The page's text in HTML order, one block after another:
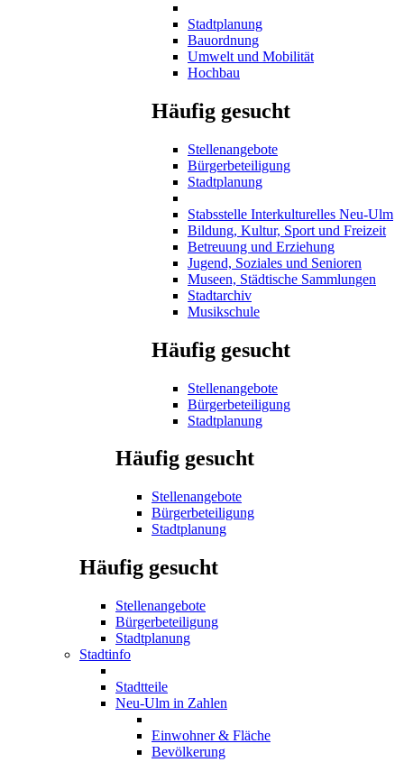
Stadtplanung
Bauordnung
Umwelt und Mobilität
Hochbau
Häufig gesucht
Stellenangebote
Bürgerbeteiligung
Stadtplanung
Stabsstelle Interkulturelles Neu-Ulm
Bildung, Kultur, Sport und Freizeit
Betreuung und Erziehung
Jugend, Soziales und Senioren
Museen, Städtische Sammlungen
Stadtarchiv
Musikschule
Häufig gesucht
Stellenangebote
Bürgerbeteiligung
Stadtplanung
Häufig gesucht
Stellenangebote
Bürgerbeteiligung
Stadtplanung
Häufig gesucht
Stellenangebote
Bürgerbeteiligung
Stadtplanung
Stadtinfo
Stadtteile
Neu-Ulm in Zahlen
Einwohner & Fläche
Bevölkerung